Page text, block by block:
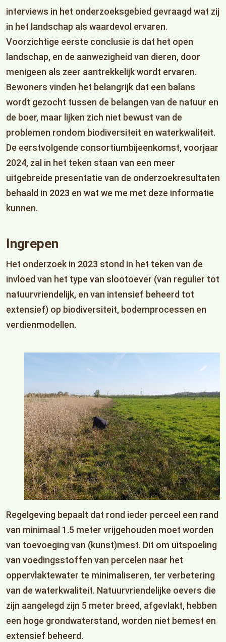
interviews in het onderzoeksgebied gevraagd wat zij
in het landschap als waardevol ervaren.
Voorzichtige eerste conclusie is dat het open
landschap, en de aanwezigheid van dieren, door
menigeen als zeer aantrekkelijk wordt ervaren.
Bewoners vinden het belangrijk dat een balans
wordt gezocht tussen de belangen van de natuur en
de boer, maar lijken zich niet bewust van de
problemen rondom biodiversiteit en waterkwaliteit.
De eerstvolgende consortiumbijeenkomst, voorjaar
2024, zal in het teken staan van een meer
uitgebreide presentatie van de onderzoekresultaten
behaald in 2023 en wat we me met deze informatie
kunnen.
Ingrepen
Het onderzoek in 2023 stond in het teken van de
invloed van het type van slootoever (van regulier tot
natuurvriendelijk, en van intensief beheerd tot
extensief) op biodiversiteit, bodemprocessen en
verdienmodellen.
Regelgeving bepaalt dat rond ieder perceel een rand
van minimaal 1.5 meter vrijgehouden moet worden
van toevoeging van (kunst)mest. Dit om uitspoeling
van voedingsstoffen van percelen naar het
oppervlaktewater te minimaliseren, ter verbetering
van de waterkwaliteit. Natuurvriendelijke oevers die
zijn aangelegd zijn 5 meter breed, afgevlakt, hebben
een hoge grondwaterstand, worden niet bemest en
extensief beheerd.